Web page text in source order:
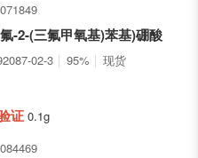
-2-(三氟甲氧基)苯基)硼酸
02-3 95% 现货
证 0.1g